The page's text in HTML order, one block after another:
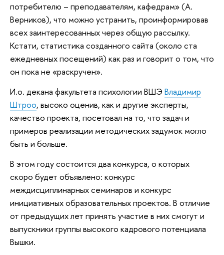
потребителю – преподавателям, кафедрам» (А.
Верников), что можно устранить, проинформировав
всех заинтересованных через общую рассылку.
Кстати, статистика созданного сайта (около ста
ежедневных посещений) как раз и говорит о том, что
он пока не «раскручен».
И.о. декана факультета психологии ВШЭ Владимир
Штроо, высоко оценив, как и другие эксперты,
качество проекта, посетовал на то, что задач и
примеров реализации методических задумок могло
быть и больше.
В этом году состоится два конкурса, о которых
скоро будет объявлено: конкурс
междисциплинарных семинаров и конкурс
инициативных образовательных проектов. В отличие
от предыдущих лет принять участие в них смогут и
выпускники группы высокого кадрового потенциала
Вышки.